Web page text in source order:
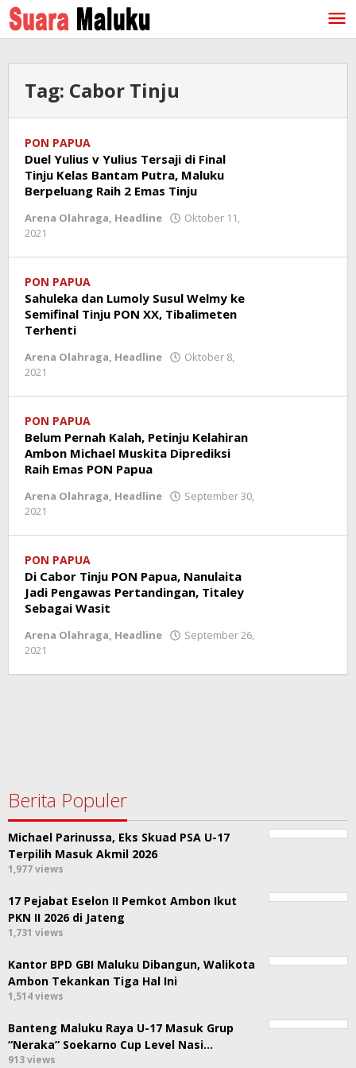
Lewati
ke
konten
Tag: Cabor Tinju
PON PAPUA
Duel Yulius v Yulius Tersaji di Final
Tinju Kelas Bantam Putra, Maluku
Berpeluang Raih 2 Emas Tinju
Arena Olahraga, Headline
Oktober 11,
2021
PON PAPUA
Sahuleka dan Lumoly Susul Welmy ke
Semifinal Tinju PON XX, Tibalimeten
Terhenti
Arena Olahraga, Headline
Oktober 8,
2021
PON PAPUA
Belum Pernah Kalah, Petinju Kelahiran
Ambon Michael Muskita Diprediksi
Raih Emas PON Papua
Arena Olahraga, Headline
September 30,
2021
PON PAPUA
Di Cabor Tinju PON Papua, Nanulaita
Jadi Pengawas Pertandingan, Titaley
Sebagai Wasit
Arena Olahraga, Headline
September 26,
2021
Berita Populer
Michael Parinussa, Eks Skuad PSA U-17
Terpilih Masuk Akmil 2026
1,977 views
17 Pejabat Eselon II Pemkot Ambon Ikut
PKN II 2026 di Jateng
1,731 views
Kantor BPD GBI Maluku Dibangun, Walikota
Ambon Tekankan Tiga Hal Ini
1,514 views
Banteng Maluku Raya U-17 Masuk Grup
“Neraka” Soekarno Cup Level Nasi…
913 views